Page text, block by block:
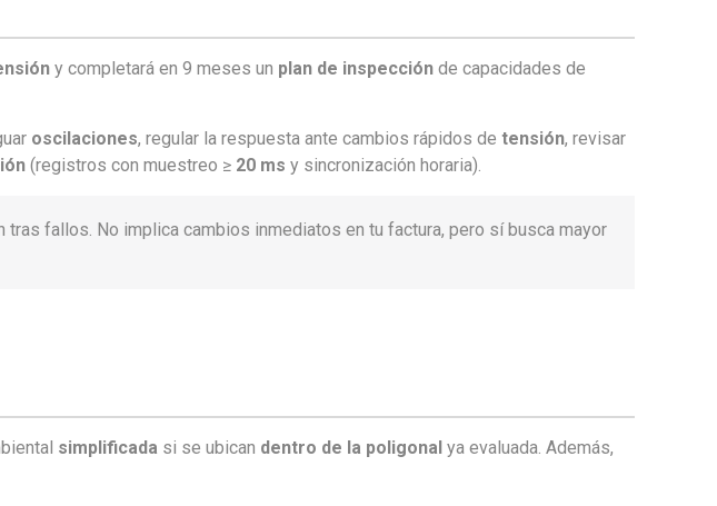
y completará en 9 meses un plan de inspección de capacidades de
oscilaciones, regular la respuesta ante cambios rápidos detensión, revisar
(registros con muestreo ≥ 20 ms y sincronización horaria).
fallos. No implica cambios inmediatos en tu factura, pero sí busca mayor
simplificada si se ubican dentro de la poligonal ya evaluada. Además,